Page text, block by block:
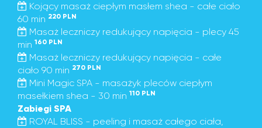
Kojący masaż ciepłym masłem shea - całe ciało
60 min 220 PLN
Masaż leczniczy redukujący napięcia - plecy 45
min 160 PLN
Masaż leczniczy redukujący napięcia - całe
ciało 90 min 270 PLN
Mini Magic SPA - masażyk pleców ciepłym
masełkiem shea - 30 min 110 PLN
Zabiegi SPA
ROYAL BLISS - peeling i masaż całego ciała,